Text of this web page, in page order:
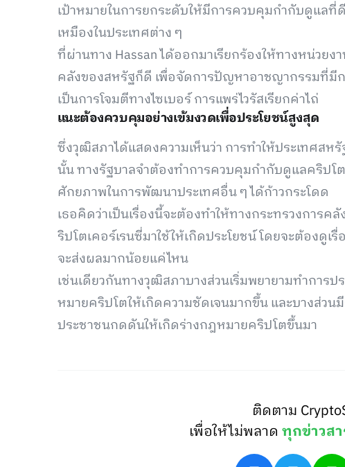
เป้าหมายในการยกระดับให้มีการควบคุมกำกับดูแลที่
เหมืองในประเทศต่าง ๆ
ที่ผ่านทาง Hassan ได้ออกมาเรียกร้องให้ทางหน่วยง
คลังของสหรัฐก็ดี เพื่อจัดการปัญหาอาชญากรรมที่มีก
เป็นการโจมตีทางไซเบอร์ การแพร่ไวรัสเรียกค่าไถ่
แนะต้องควบคุมอย่างเข้มงวดเพื่อประโยชน์สูงสุด
ซึ่งวุฒิสภาได้แสดงความเห็นว่า การทำให้ประเทศสห
นั้น ทางรัฐบาลจำต้องทำการควบคุมกำกับดูแลคริปโ
ศักยภาพในการพัฒนาประเทศอื่น ๆ ได้ก้าวกระโดด
เธอคิดว่าเป็นเรื่องนี้จะต้องทำให้ทางกระทรวงการค
ริปโตเคอร์เรนซี่มาใช้ให้เกิดประโยชน์ โดยจะต้องดู
จะส่งผลมากน้อยแค่ไหน
เช่นเดียวกันทางวุฒิสภาบางส่วนเริ่มพยายามทำการป
หมายคริปโตให้เกิดความชัดเจนมากขึ้น และบางส่ว
ประชาชนกดดันให้เกิดร่างกฎหมายคริปโตขึ้นมา
ติดตาม
เพื่อให้ไม่พลาดทุกข่าวส